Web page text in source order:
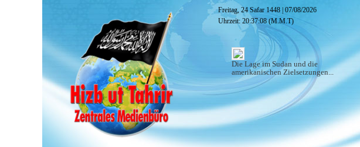
Freitag, 24 Safar 1448 07/08/2026
Uhrzeit: 20:37:09(M.M.T)
Die Lage im Sudan und die
amerikanischen Zielsetzungen...